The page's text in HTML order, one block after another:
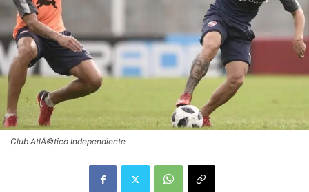
Club AtlÃ©tico Independiente